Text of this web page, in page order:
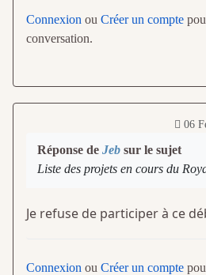
Connexion ou Créer un compte
conversation.
06
Réponse de Jeb sur le sujet
Liste des projets en cours du
Je refuse de participer à ce
Connexion ou Créer un compte